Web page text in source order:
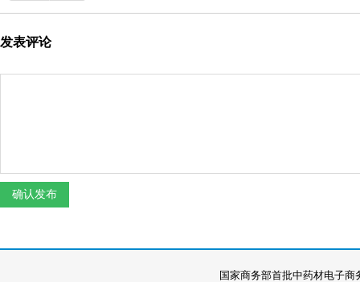
发表评论
国家商务部首批中药材电子